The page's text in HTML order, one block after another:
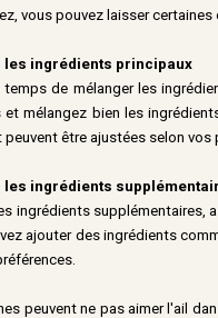
vous pouvez laisser
les ingrédients principaux
de mélanger les
mélangez bien les
être ajustées selon vos
les ingrédients
ingrédients supplémentaires,
ajouter des ingrédients
peuvent ne pas aimer l'ail